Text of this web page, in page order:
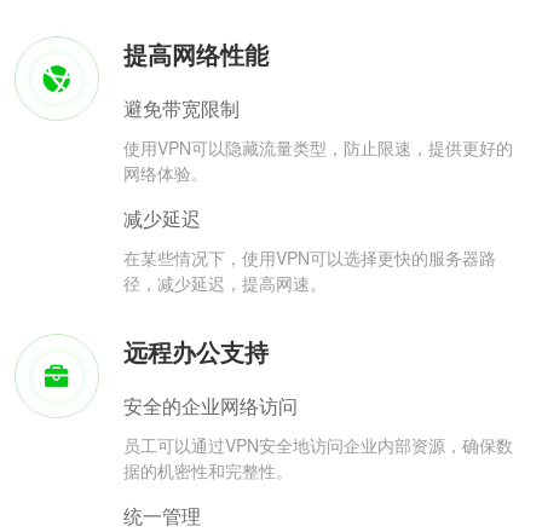
提高网络性能
避免带宽限制
使用VPN可以隐藏流量类型，防止限速，提供更好的
网络体验。
减少延迟
在某些情况下，使用VPN可以选择更快的服务器路
径，减少延迟，提高网速。
远程办公支持
安全的企业网络访问
员工可以通过VPN安全地访问企业内部资源，确保数
据的机密性和完整性。
统一管理